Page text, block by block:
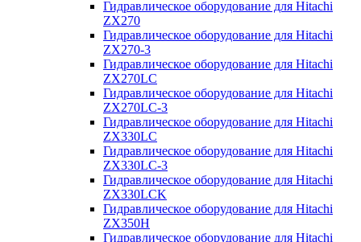
Гидравлическое оборудование для Hitachi
ZX270
Гидравлическое оборудование для Hitachi
ZX270-3
Гидравлическое оборудование для Hitachi
ZX270LC
Гидравлическое оборудование для Hitachi
ZX270LC-3
Гидравлическое оборудование для Hitachi
ZX330LC
Гидравлическое оборудование для Hitachi
ZX330LC-3
Гидравлическое оборудование для Hitachi
ZX330LCK
Гидравлическое оборудование для Hitachi
ZX350H
Гидравлическое оборудование для Hitachi